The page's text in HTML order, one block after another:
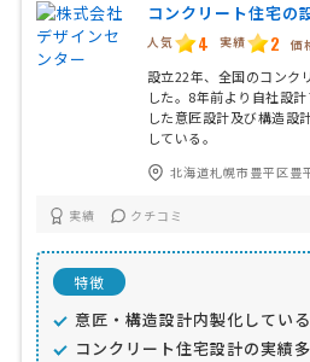
コンクリート住宅の
人気 4 実績 2 価
設立22年、全国のコンク
した。8年前より自社設
した意匠設計及び構造設
している。
北海道札幌市豊平区豊
実績 クチコミ
特徴
意匠・構造設計内製化している
コンクリート住宅設計の実績